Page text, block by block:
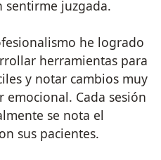
sentirme juzgada.
he logrado
herramientas para
y notar cambios muy
Cada sesión
se nota el
sus pacientes.